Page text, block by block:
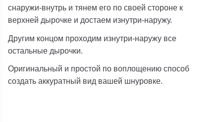
снаружи-внутрь и тянем его по своей стороне к
верхней дырочке и достаем изнутри-наружу.
Другим концом проходим изнутри-наружу все
остальные дырочки.
Оригинальный и простой по воплощению способ
создать аккуратный вид вашей шнуровке.